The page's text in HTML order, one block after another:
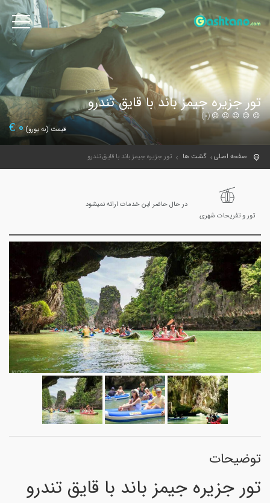
تور جزیره جیمز باند با قایق تندرو
(0)
قیمت (به یورو)0
€
صفحه اصلی گشت ها تور جزیره جیمز باند با قایق تندرو
تور و تفریحات شهری
در حال حاضر این خدمات ارائه نمیشود
توضیحات
تور جزیره جیمز باند با قایق تندرو